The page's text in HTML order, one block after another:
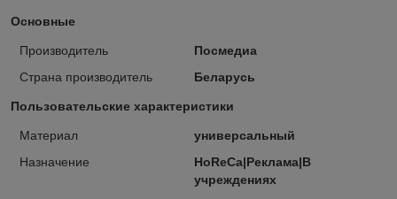
Основные
Производитель
Посмедиа
Страна производитель
Беларусь
Пользовательские характеристики
Материал
универсальный
Назначение
HoReCa|Реклама|В
учреждениях